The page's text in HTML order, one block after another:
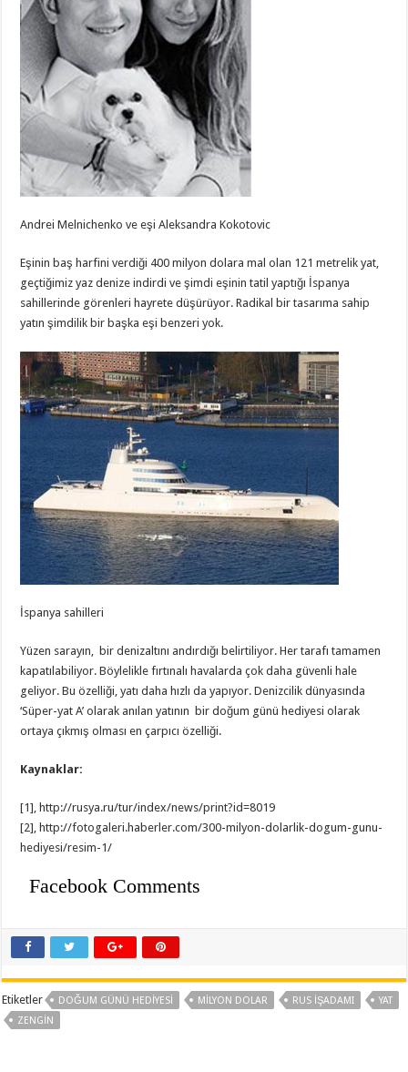
Andrei Melnichenko ve eşi Aleksandra Kokotovic
Eşinin baş harfini verdiği 400 milyon dolara mal olan 121 metrelik yat,
geçtiğimiz yaz denize indirdi ve şimdi eşinin tatil yaptığı İspanya
sahillerinde görenleri hayrete düşürüyor. Radikal bir tasarıma sahip
yatın şimdilik bir başka eşi benzeri yok.
İspanya sahilleri
Yüzen sarayın, bir denizaltını andırdığı belirtiliyor. Her tarafı tamamen
kapatılabiliyor. Böylelikle fırtınalı havalarda çok daha güvenli hale
geliyor. Bu özelliği, yatı daha hızlı da yapıyor. Denizcilik dünyasında
‘Süper-yat A’ olarak anılan yatının bir doğum günü hediyesi olarak
ortaya çıkmış olması en çarpıcı özelliği.
Kaynaklar:
[1], http://rusya.ru/tur/index/news/print?id=8019
[2], http://fotogaleri.haberler.com/300-milyon-dolarlik-dogum-gunu-
hediyesi/resim-1/
Facebook Comments
Etiketler DOĞUM GÜNÜ HEDIYESI MILYON DOLAR RUS IŞADAMI
YAT
ZENGIN